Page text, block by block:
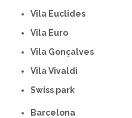
Vila Euclides
Vila Euro
Vila Gonçalves
Vila Vivaldi
swiss park
Barcelona